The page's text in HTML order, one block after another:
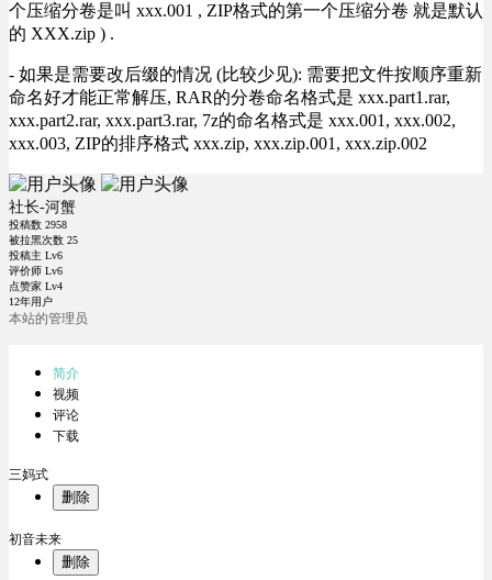
个压缩分卷是叫 xxx.001 , ZIP格式的第一个压缩分卷 就是默认
的 XXX.zip ) .
- 如果是需要改后缀的情况 (比较少见): 需要把文件按顺序重新
命名好才能正常解压, RAR的分卷命名格式是 xxx.part1.rar,
xxx.part2.rar, xxx.part3.rar, 7z的命名格式是 xxx.001, xxx.002,
xxx.003, ZIP的排序格式 xxx.zip, xxx.zip.001, xxx.zip.002
社长-河蟹
投稿数 2958
被拉黑次数 25
投稿主 Lv6
评价师 Lv6
点赞家 Lv4
12年用户
本站的管理员
简介
视频
评论
下载
三妈式
删除
初音未来
删除